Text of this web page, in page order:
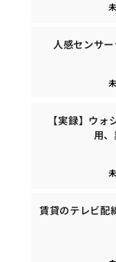
人感センサ
【実録】ウ
用
賃貸のテレビ配